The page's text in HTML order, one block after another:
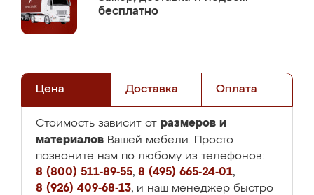
бесплатно
Цена Доставка Оплата
Стоимость зависит от размеров и
материалов Вашей мебели. Просто
позвоните нам по любому из телефонов:
8 (800) 511-89-55, 8 (495) 665-24-01,
8 (926) 409-68-13, и наш менеджер быстро